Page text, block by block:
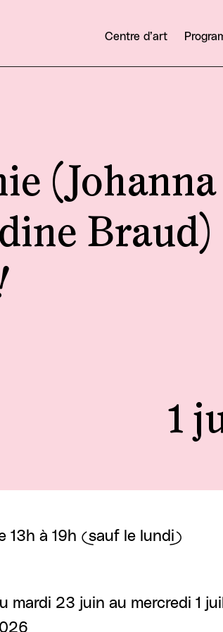
Centre d’art
(Johanna
Braud)
1
13h à 19h (sauf le lundi)
mardi 23 juin au mercredi 1